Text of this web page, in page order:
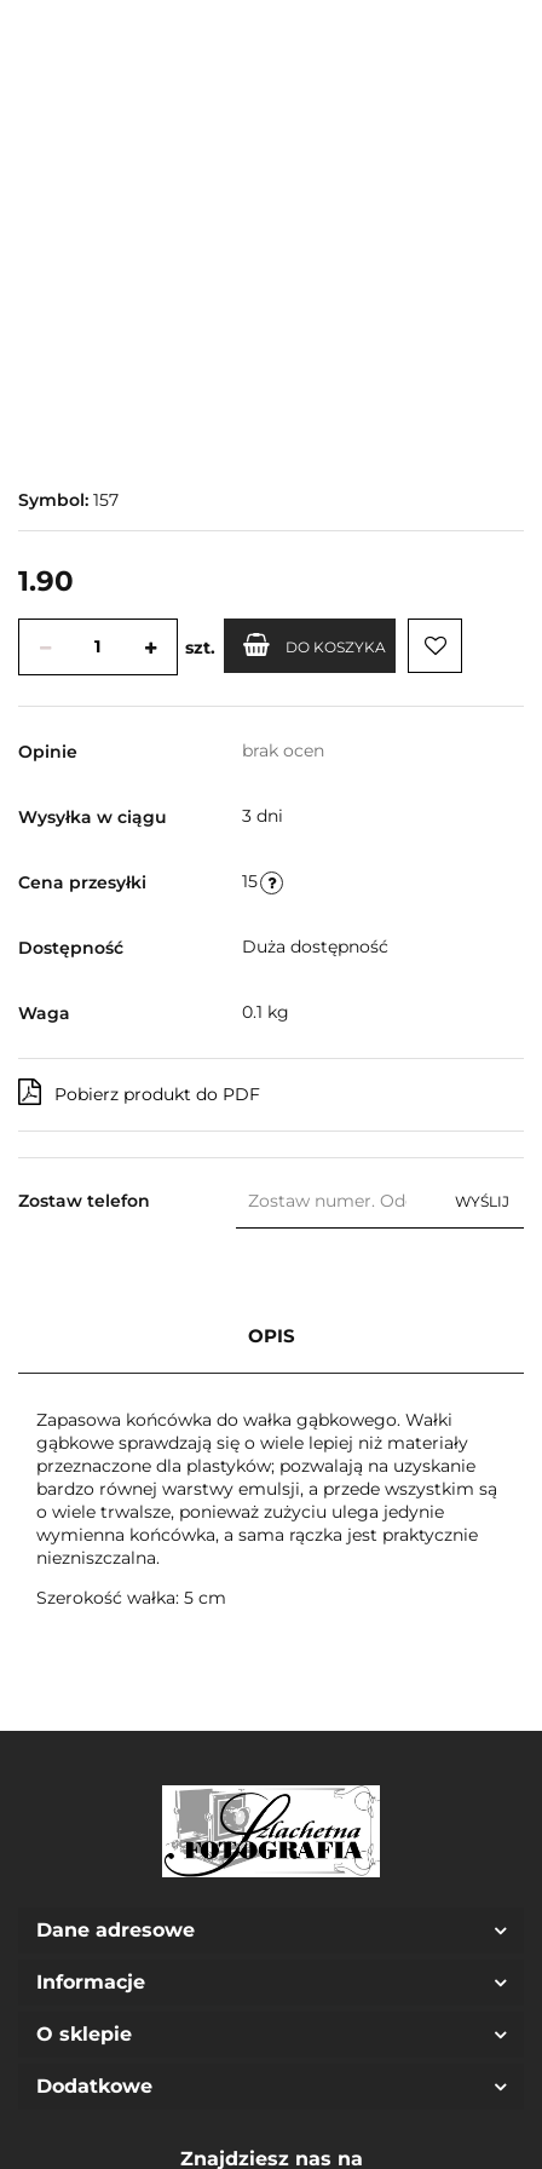
Symbol: 157
1.90
szt. DO KOSZYKA
Opinie brak ocen
Wysyłka w ciągu 3 dni
Cena przesyłki 15
Dostępność Duża dostępność
Waga 0.1 kg
Pobierz produkt do PDF
Zostaw telefon WYŚLIJ
OPIS
Zapasowa końcówka do wałka gąbkowego. Wałki
gąbkowe sprawdzają się o wiele lepiej niż materiały
przeznaczone dla plastyków; pozwalają na uzyskanie
bardzo równej warstwy emulsji, a przede wszystkim są
o wiele trwalsze, ponieważ zużyciu ulega jedynie
wymienna końcówka, a sama rączka jest praktycznie
niezniszczalna.
Szerokość wałka: 5 cm
Dane adresowe
Informacje
O sklepie
Dodatkowe
Znajdziesz nas na